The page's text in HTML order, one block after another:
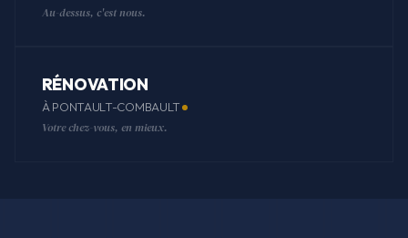
Au-dessus, c'est nous.
RÉNOVATION
À PONTAULT-COMBAULT
Votre chez-vous, en mieux.